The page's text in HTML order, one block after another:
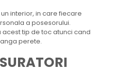
interior, in care fiecare
a posesorului.
acest tip de toc atunci cand
perete.